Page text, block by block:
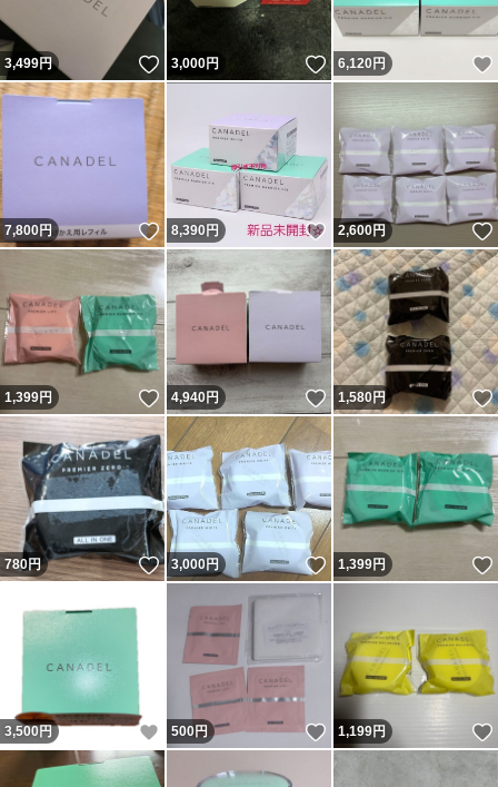
3,499円 いいね！
3,000円 いいね！
6,120円
7,800円 いいね！
8,390 円 いいね！
2,600円
1,399円 いいね！
4,940円 いいね！
1,580円
780円 いいね！
3,000円 いいね！
1,399円
3,500 円 いいね！
500円 いいね！
1,199円